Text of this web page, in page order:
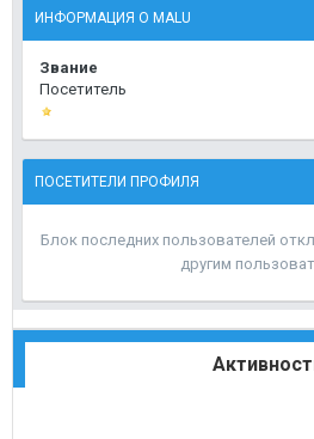
ИНФОРМАЦИЯ О MALU
Звание
Посетитель
ПОСЕТИТЕЛИ ПРОФИЛЯ
Блок последних пользователей
другим